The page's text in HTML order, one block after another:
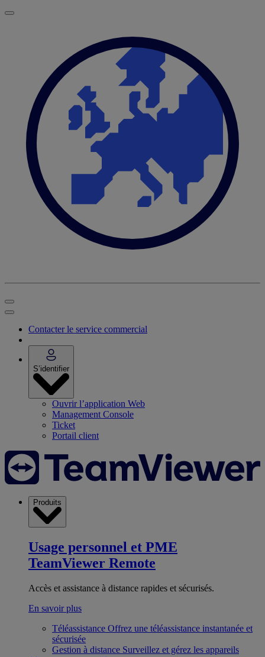
Contacter le service commercial
S’identifier
Ouvrir l’application Web
Management Console
Ticket
Portail client
Produits
Usage personnel et PME
TeamViewer Remote
Accès et assistance à distance rapides et sécurisés.
En savoir plus
Téléassistance Offrez une téléassistance instantanée et
sécurisée
Gestion à distance Surveillez et gérez les appareils